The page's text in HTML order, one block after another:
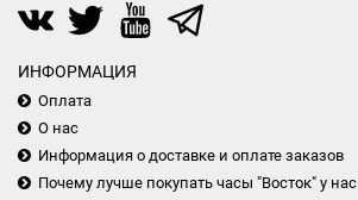
ИНФОРМАЦИЯ
Оплата
О нас
Информация о доставке и оплате заказов
Почему лучше покупать часы "Восток" у нас